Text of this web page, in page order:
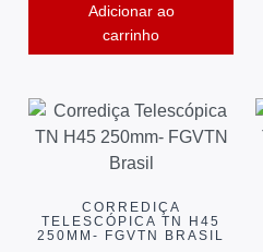
Adicionar ao
carrinho
CORREDIÇA
TELESCÓPICA TN H45
250MM- FGVTN BRASIL